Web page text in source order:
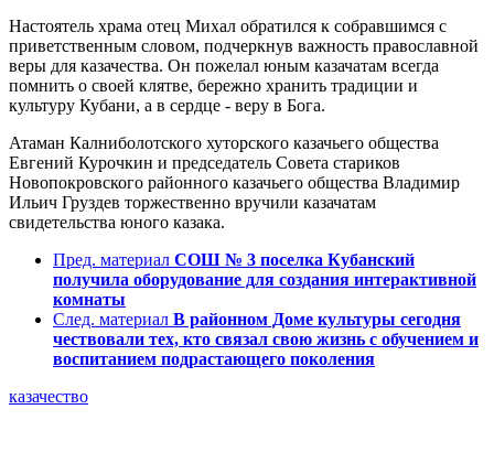
Настоятель храма отец Михал обратился к собравшимся с
приветственным словом, подчеркнув важность православной
веры для казачества. Он пожелал юным казачатам всегда
помнить о своей клятве, бережно хранить традиции и
культуру Кубани, а в сердце - веру в Бога.
Атаман Калниболотского хуторского казачьего общества
Евгений Курочкин и председатель Совета стариков
Новопокровского районного казачьего общества Владимир
Ильич Груздев торжественно вручили казачатам
свидетельства юного казака.
Пред. материал СОШ № 3 поселка Кубанский
получила оборудование для создания интерактивной
комнаты
След. материал В районном Доме культуры сегодня
чествовали тех, кто связал свою жизнь с обучением и
воспитанием подрастающего поколения
казачество